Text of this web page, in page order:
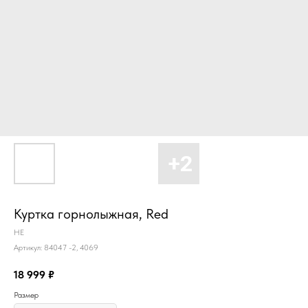
Куртка горнолыжная, Red
HE
Артикул: 84047 -2, 4069
18 999 ₽
Размер